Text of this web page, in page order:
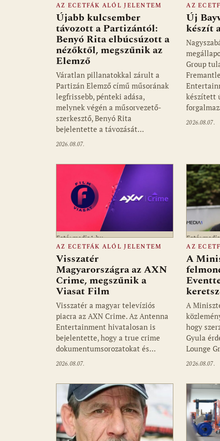
AZ ECETFÁK ALÓL JELENTEM
Újabb kulcsember
távozott a Partizántól:
Benyó Rita elbúcsúzott a
nézőktől, megszűnik az
Elemző
Váratlan pillanatokkal zárult a
Partizán Elemző című műsorának
legfrissebb, pénteki adása,
melynek végén a műsorvezető-
szerkesztő, Benyó Rita
bejelentette a távozását…
2026.08.07.
AZ
Új
készít
Group
készített
2026.08.07.
Fotó: media1.hu
AZ ECETFÁK ALÓL JELENTEM
Visszatér
Magyarországra az AXN
Crime, megszűnik a
Viasat Film
Visszatér a magyar televíziós
piacra az AXN Crime. Az Antenna
Entertainment hivatalosan is
bejelentette, hogy a true crime
dokumentumsorozatokat és…
2026.08.07.
Fotó:
AZ
A
A
hogy
Gyula
Lounge
2026.08.07.